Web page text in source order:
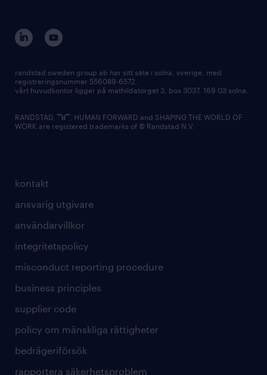
kontakt
ansvarig utgivare
användarvillkor
integritetspolicy
misconduct reporting procedure
business principles
supplier code
policy om mänskliga rättigheter
bedrägeriförsök
rapportera säkerhetsproblem
randstad sweden group ab har sitt säte i solna, sverige, med
registreringsnummer 556089-6572.
vårt huvudkontor ligger på mathildatorget 3, box 3037, 169 03 solna.
RANDSTAD,
, HUMAN FORWARD and SHAPING THE WORLD OF
WORK are registered trademarks of © Randstad N.V.